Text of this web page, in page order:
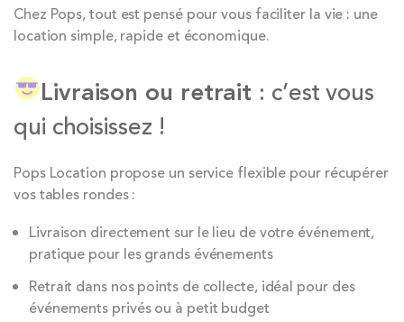
Chez Pops, tout est pensé pour vous faciliter la vie : une
location simple, rapide et économique.
Livraison ou retrait : c’est vous
qui choisissez !
Pops Location propose un service flexible pour récupérer
vos tables rondes :
Livraison directement sur le lieu de votre événement,
pratique pour les grands événements
Retrait dans nos points de collecte, idéal pour des
événements privés ou à petit budget